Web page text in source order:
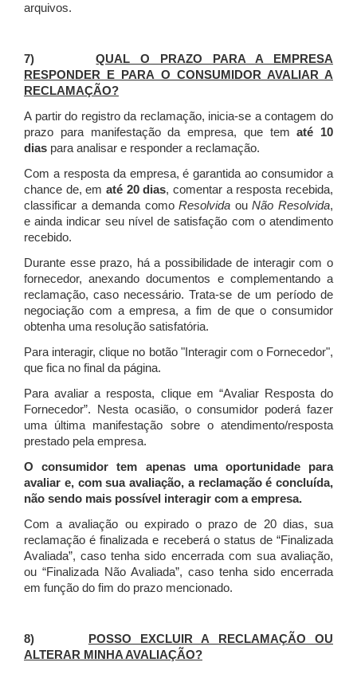
arquivos.
7)QUAL O PRAZO PARA A EMPRESA
RESPONDER E PARA O CONSUMIDOR AVALIAR A
RECLAMAÇÃO?
A partir do registro da reclamação, inicia-se a contagem do
prazo para manifestação da empresa, que tematé 10
dias para analisar e responder a reclamação.
Com a resposta da empresa, é garantida ao consumidor a
chance de, em até 20 dias, comentar a resposta recebida,
classificar a demanda comoResolvida ouNão Resolvida,
e ainda indicar seu nível de satisfação com o atendimento
recebido.
Durante esse prazo, há a possibilidade de interagir com o
fornecedor, anexando documentos e complementando a
reclamação, caso necessário.Trata-se de um período de
negociação com a empresa, a fim de que o consumidor
obtenha uma resolução satisfatória.
Para interagir, clique no botão "Interagir com o Fornecedor",
que fica no final da página.
Para avaliar a resposta, clique em “Avaliar Resposta do
Fornecedor”. Nesta ocasião, o consumidor poderá fazer
uma última manifestação sobre o atendimento/resposta
prestado pela empresa.
O consumidor tem apenas uma oportunidade para
avaliar e, com sua avaliação, a reclamação é concluída,
não sendo mais possível interagir com a empresa.
Com a avaliação ou expirado o prazo de 20 dias, sua
reclamação é finalizada e receberá o status de “Finalizada
Avaliada”, caso tenha sido encerrada com sua avaliação,
ou “Finalizada Não Avaliada”, caso tenha sido encerrada
em função do fim do prazo mencionado.
8)
POSSO EXCLUIR A RECLAMAÇÃO OU
ALTERAR MINHA AVALIAÇÃO?